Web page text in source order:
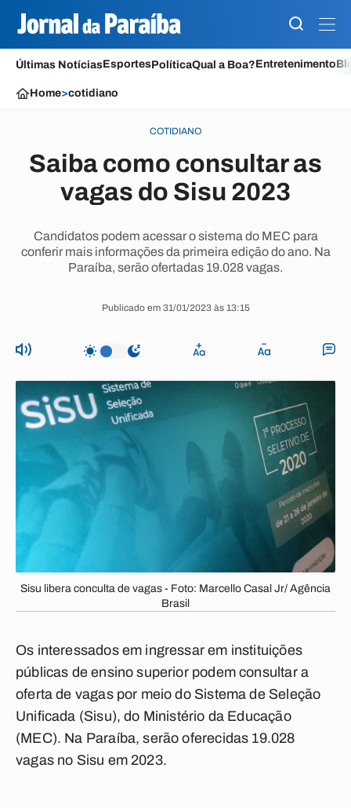
Últimas NotíciasEsportesPolíticaQual a Boa?Entretenimento
Home>cotidiano
COTIDIANO
Saiba como consultar as
vagas do Sisu 2023
Candidatos podem acessar o sistema do MEC para
conferir mais informações da primeira edição do ano. Na
Paraíba, serão ofertadas 19.028 vagas.
Publicado em 31/01/2023 às 13:15
Sisu libera conculta de vagas - Foto: Marcello Casal Jr/ Agência
Brasil
Os interessados em ingressar em instituições
públicas de ensino superior podem consultar a
oferta de vagas por meio do Sistema de Seleção
Unificada (Sisu), do Ministério da Educação
(MEC). Na Paraíba, serão oferecidas 19.028
vagas no Sisu em 2023.